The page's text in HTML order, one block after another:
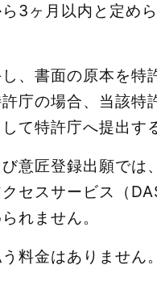
3ヶ月以内と定め
、書面の原本を特
庁の場合、当該特
て特許庁へ提出す
意匠登録出願では
セスサービス（
れません。
料金はありません。